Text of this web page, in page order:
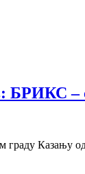
БРИКС –
Казању